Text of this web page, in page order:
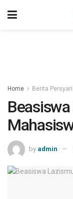
Home Berita
by admin